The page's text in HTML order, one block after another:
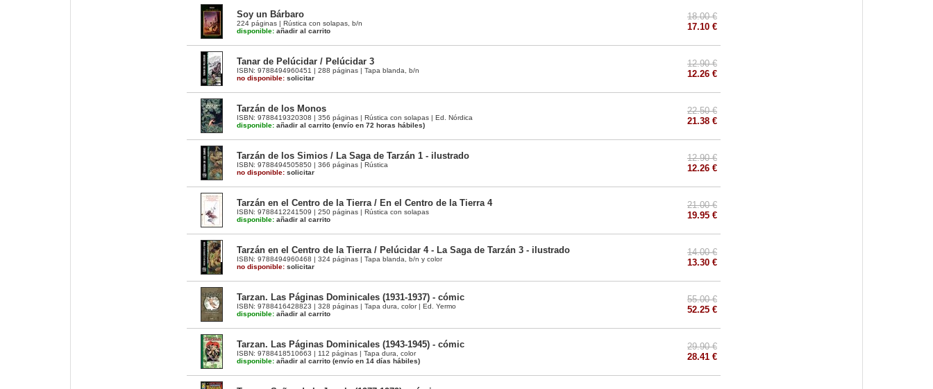
Soy un Bárbaro
224 páginas | Rústica con solapas, b/n
disponible: añadir al carrito
18.00 €
17.10 €
Tanar de Pelúcidar / Pelúcidar 3
ISBN: 9788494960451 | 288 páginas | Tapa blanda, b/n
no disponible: solicitar
12.90 €
12.26 €
Tarzán de los Monos
ISBN: 9788419320308 | 356 páginas | Rústica con solapas | Ed. Nórdica
disponible: añadir al carrito (envío en 72 horas hábiles)
22.50 €
21.38 €
Tarzán de los Simios / La Saga de Tarzán 1 - ilustrado
ISBN: 9788494505850 | 366 páginas | Rústica
no disponible: solicitar
12.90 €
12.26 €
Tarzán en el Centro de la Tierra / En el Centro de la Tierra 4
ISBN: 9788412241509 | 250 páginas | Rústica con solapas
disponible: añadir al carrito
21.00 €
19.95 €
Tarzán en el Centro de la Tierra / Pelúcidar 4 - La Saga de Tarzán 3 - ilustrado
ISBN: 9788494960468 | 324 páginas | Tapa blanda, b/n y color
no disponible: solicitar
14.00 €
13.30 €
Tarzan. Las Páginas Dominicales (1931-1937) - cómic
ISBN: 9788416428823 | 328 páginas | Tapa dura, color | Ed. Yermo
disponible: añadir al carrito
55.00 €
52.25 €
Tarzan. Las Páginas Dominicales (1943-1945) - cómic
ISBN: 9788418510663 | 112 páginas | Tapa dura, color
disponible: añadir al carrito (envío en 14 días hábiles)
29.90 €
28.41 €